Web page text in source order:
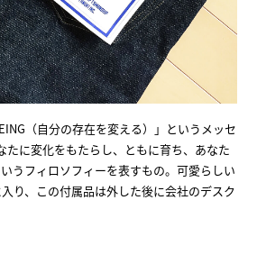
（自分の存在を変える）」というメッセ
たに変化をもたらし、ともに育ち、あなた
うフィロソフィーを表すもの。可愛らしい
り、この付属品は外した後に会社のデスク